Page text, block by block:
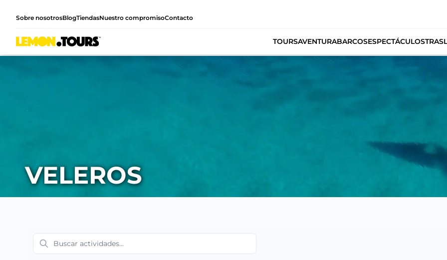
Sobre nosotrosBlogTiendasNuestro compromisoContacto
TOURSAVENTURABARCOSESPECTÁCULOS
VELEROS